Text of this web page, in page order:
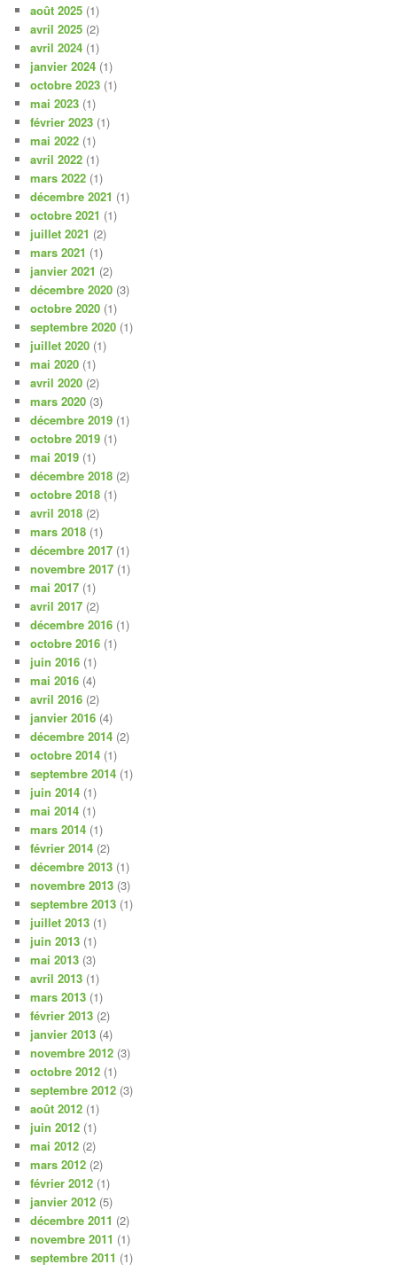
août 2025 (1)
avril 2025 (2)
avril 2024 (1)
janvier 2024 (1)
octobre 2023 (1)
mai 2023 (1)
février 2023 (1)
mai 2022 (1)
avril 2022 (1)
mars 2022 (1)
décembre 2021 (1)
octobre 2021 (1)
juillet 2021 (2)
mars 2021 (1)
janvier 2021 (2)
décembre 2020 (3)
octobre 2020 (1)
septembre 2020 (1)
juillet 2020 (1)
mai 2020 (1)
avril 2020 (2)
mars 2020 (3)
décembre 2019 (1)
octobre 2019 (1)
mai 2019 (1)
décembre 2018 (2)
octobre 2018 (1)
avril 2018 (2)
mars 2018 (1)
décembre 2017 (1)
novembre 2017 (1)
mai 2017 (1)
avril 2017 (2)
décembre 2016 (1)
octobre 2016 (1)
juin 2016 (1)
mai 2016 (4)
avril 2016 (2)
janvier 2016 (4)
décembre 2014 (2)
octobre 2014 (1)
septembre 2014 (1)
juin 2014 (1)
mai 2014 (1)
mars 2014 (1)
février 2014 (2)
décembre 2013 (1)
novembre 2013 (3)
septembre 2013 (1)
juillet 2013 (1)
juin 2013 (1)
mai 2013 (3)
avril 2013 (1)
mars 2013 (1)
février 2013 (2)
janvier 2013 (4)
novembre 2012 (3)
octobre 2012 (1)
septembre 2012 (3)
août 2012 (1)
juin 2012 (1)
mai 2012 (2)
mars 2012 (2)
février 2012 (1)
janvier 2012 (5)
décembre 2011 (2)
novembre 2011 (1)
septembre 2011 (1)